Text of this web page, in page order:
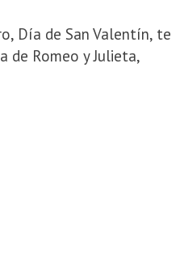
Día de San Valentín, te
de Romeo y Julieta,